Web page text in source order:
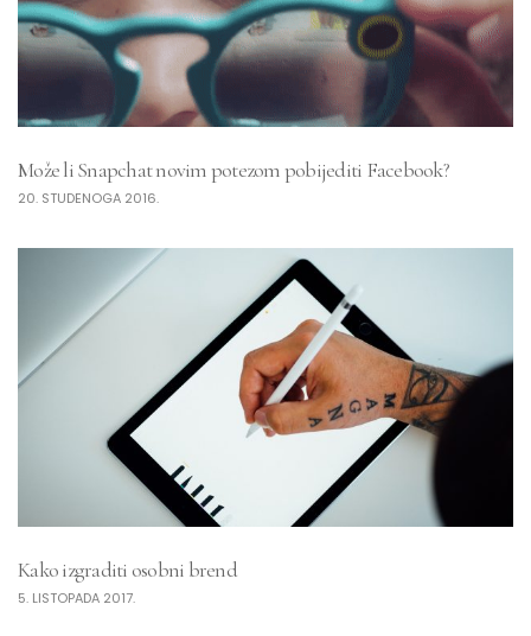
Može li Snapchat novim potezom pobijediti Facebook?
20. STUDENOGA 2016.
Kako izgraditi osobni brend
5. LISTOPADA 2017.